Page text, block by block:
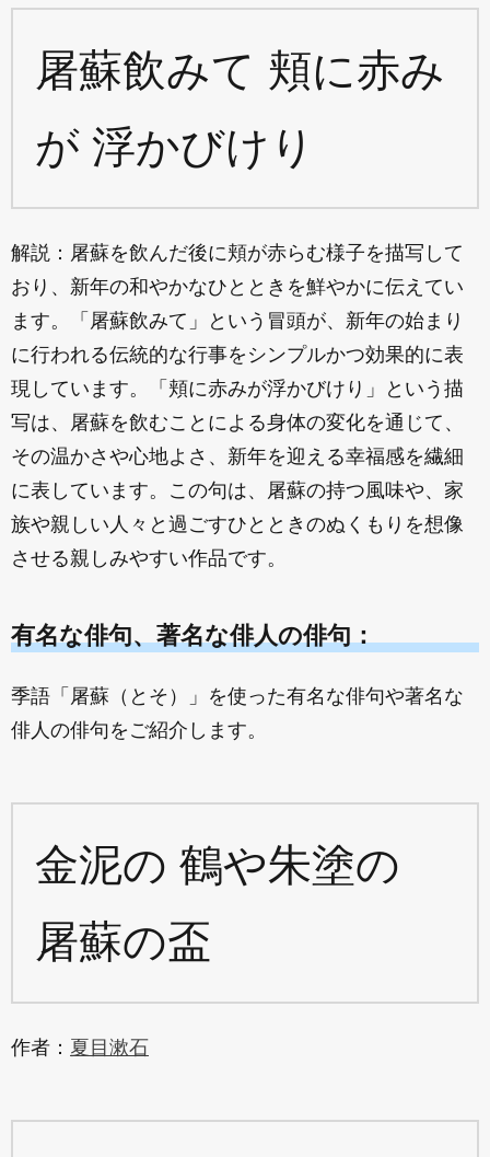
屠蘇飲みて 頬に赤み
が 浮かびけり
解説：屠蘇を飲んだ後に頬が赤らむ様子を描写して
おり、新年の和やかなひとときを鮮やかに伝えてい
ます。「屠蘇飲みて」という冒頭が、新年の始まり
に行われる伝統的な行事をシンプルかつ効果的に表
現しています。「頬に赤みが浮かびけり」という描
写は、屠蘇を飲むことによる身体の変化を通じて、
その温かさや心地よさ、新年を迎える幸福感を繊細
に表しています。この句は、屠蘇の持つ風味や、家
族や親しい人々と過ごすひとときのぬくもりを想像
させる親しみやすい作品です。
有名な俳句、著名な俳人の俳句：
季語「屠蘇（とそ）」を使った有名な俳句や著名な
俳人の俳句をご紹介します。
金泥の 鶴や朱塗の
屠蘇の盃
作者： 夏目漱石